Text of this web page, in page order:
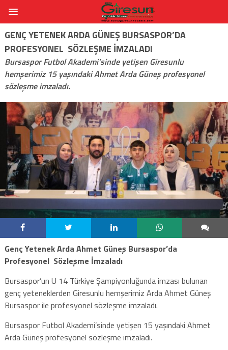
GENÇ YETENEK ARDA GÜNEŞ BURSASPOR’DA
PROFESYONEL SÖZLEŞME İMZALADI
Bursaspor Futbol Akademi’sinde yetişen Giresunlu
hemşerimiz 15 yaşındaki Ahmet Arda Güneş profesyonel
sözleşme imzaladı.
Genç Yetenek Arda Ahmet Güneş Bursaspor’da
Profesyonel Sözleşme İmzaladı
Bursaspor’un U 14 Türkiye Şampiyonluğunda imzası bulunan
genç yeteneklerden Giresunlu hemşerimiz Arda Ahmet Güneş
Bursaspor ile profesyonel sözleşme imzaladı.
Bursaspor Futbol Akademi’sinde yetişen 15 yaşındaki Ahmet
Arda Güneş profesyonel sözleşme imzaladı.